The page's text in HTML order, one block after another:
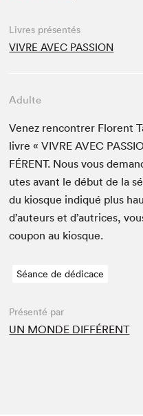
Livres présentés
VIVRE AVEC PASSION
Adulte
Venez ren­con­tr­er Flo­rent
livre «VIVRE AVEC
FÉRENT. Nous vous
utes avant le début de la
du kiosque indiqué plus
d’auteurs et d’autrices,
coupon au kiosque.
Séance de dédicace
Présenté par
UN MONDE DIFFÉRENT